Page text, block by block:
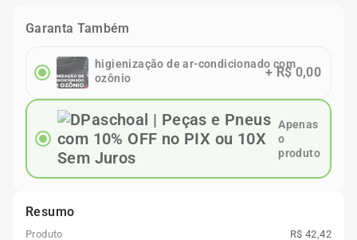
Garanta Também
higienização de ar-condicionado com
ozônio
+R$ 0,00
Apenas
o
produto
Resumo
Produto
R$ 42,42